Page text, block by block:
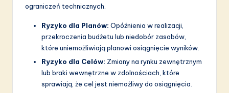
ograniczeń technicznych.
Ryzyko dla Planów: Opóźnienia w realizacji,
przekroczenia budżetu lub niedobór zasobów,
które uniemożliwiają planowi osiągnięcie wyników.
Ryzyko dla Celów: Zmiany na rynku zewnętrznym
lub braki wewnętrzne w zdolnościach, które
sprawiają, że cel jest niemożliwy do osiągnięcia.